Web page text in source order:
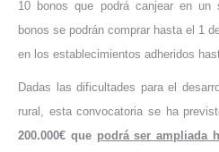
10 bonos que podrá canjear en
bonos se podrán comprar hasta el 1
en los establecimientos adheridos
Dadas las dificultades para el
rural, esta convocatoria se ha
200.000€ que podrá ser ampliada